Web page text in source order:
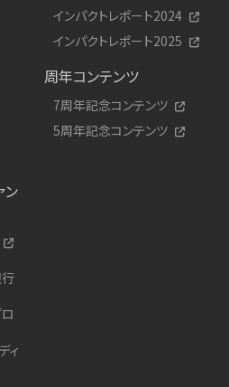
インパクトレポート2024
インパクトレポート2025
周年コンテンツ
7周年記念コンテンツ
5周年記念コンテンツ
ン
ィ